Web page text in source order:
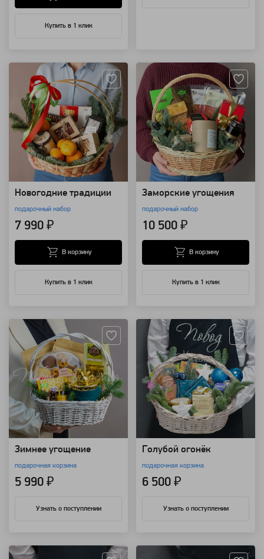
Купить в 1 клик
Новогодние традиции
подарочный набор
7 990 ₽
Купить в 1 клик
В корзину
Заморские угощения
подарочный набор
10 500 ₽
Купить в 1 клик
В корзину
Зимнее угощение
подарочная корзина
5 990 ₽
Узнать о поступлении
Голубой огонёк
подарочная корзина
6 500 ₽
Узнать о поступлении